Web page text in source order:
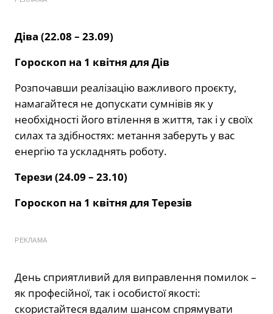
Діва (22.08 – 23.09)
Гороскоп на 1 квітня для Дів
Розпочавши реалізацію важливого проєкту,
намагайтеся не допускати сумнівів як у
необхідності його втілення в життя, так і у своїх
силах та здібностях: метання заберуть у вас
енергію та ускладнять роботу.
Терези (24.09 – 23.10)
Гороскоп на 1 квітня для Терезів
РЕКЛАМА
День сприятливий для виправлення помилок –
як професійної, так і особистої якості:
скористайтеся вдалим шансом спрямувати